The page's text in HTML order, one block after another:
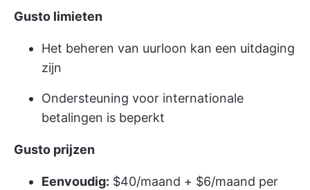
Gusto limieten
Het beheren van uurloon kan een uitdaging
zijn
Ondersteuning voor internationale
betalingen is beperkt
Gusto prijzen
Eenvoudig: $40/maand + $6/maand per